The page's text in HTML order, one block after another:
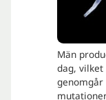
Män
dag,